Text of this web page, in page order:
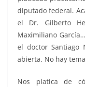
diputado federal.
el Dr. Gilberto
Maximiliano
el doctor Santiago
abierta. No hay
Nos platica de